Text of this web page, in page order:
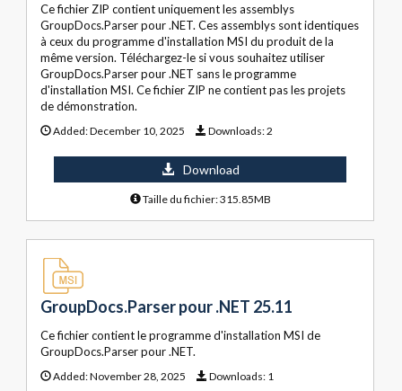
Ce fichier ZIP contient uniquement les assemblys
GroupDocs.Parser pour .NET. Ces assemblys sont identiques
à ceux du programme d'installation MSI du produit de la
même version. Téléchargez-le si vous souhaitez utiliser
GroupDocs.Parser pour .NET sans le programme
d'installation MSI. Ce fichier ZIP ne contient pas les projets
de démonstration.
Added:December 10, 2025 Downloads:2
Download
Taille du fichier: 315.85MB
GroupDocs.Parser pour .NET 25.11
Ce fichier contient le programme d'installation MSI de
GroupDocs.Parser pour .NET.
Added:November 28, 2025 Downloads: 1